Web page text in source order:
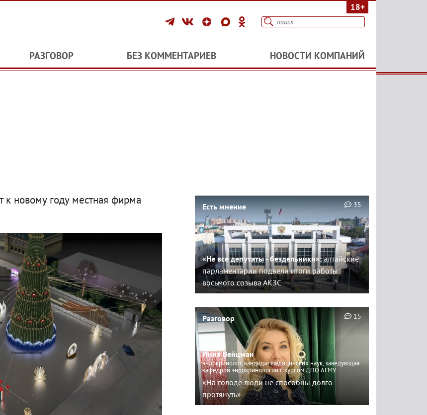
18+
РАЗГОВОР БЕЗ КОММЕНТАРИЕВ НОВОСТИ КОМПАНИЙ
к новому году местная фирма Есть мнение
«Не все депутаты - бездельники»:алтайские
парламентарии подвели итоги работы
восьмого созыва АКЗС
35
Разговор
Инна Вейцман
эндокринолог, кандидат медицинских наук, заведующая
кафедрой эндокринологии с курсом ДПО АГМУ
«На голоде люди не способны долго
протянуть»
15